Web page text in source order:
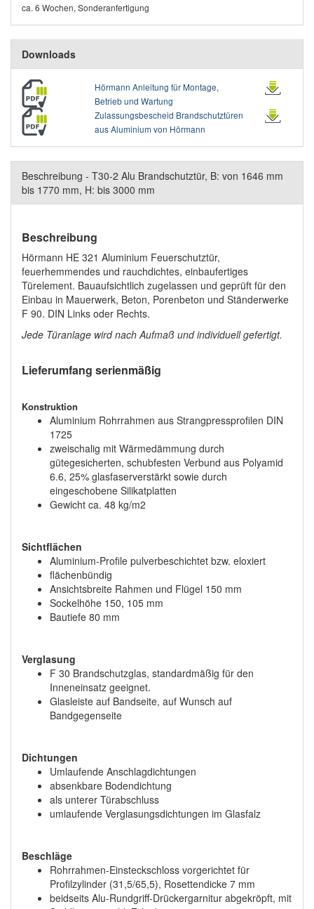
ca. 6 Wochen, Sonderanfertigung
Downloads
Hörmann Anleitung für Montage,
Betrieb und Wartung
Zulassungsbescheid Brandschutztüren
aus Aluminium von Hörmann
Beschreibung - T30-2 Alu Brandschutztür, B: von 1646 mm
bis 1770 mm, H: bis 3000 mm
Beschreibung
Hörmann HE 321 Aluminium Feuerschutztür,
feuerhemmendes und rauchdichtes, einbaufertiges
Türelement. Bauaufsichtlich zugelassen und geprüft für den
Einbau in Mauerwerk, Beton, Porenbeton und Ständerwerke
F 90. DIN Links oder Rechts.
Jede Türanlage wird nach Aufmaß und individuell gefertigt.
Lieferumfang serienmäßig
Konstruktion
Aluminium Rohrrahmen aus Strangpressprofilen DIN
1725
zweischalig mit Wärmedämmung durch
gütegesicherten, schubfesten Verbund aus Polyamid
6.6, 25% glasfaserverstärkt sowie durch
eingeschobene Silikatplatten
Gewicht ca. 48 kg/m2
Sichtﬂächen
Aluminium-Proﬁle pulverbeschichtet bzw. eloxiert
ﬂächenbündig
Ansichtsbreite Rahmen und Flügel 150 mm
Sockelhöhe 150, 105 mm
Bautiefe 80 mm
Verglasung
F 30 Brandschutzglas, standardmäßig für den
Inneneinsatz geeignet.
Glasleiste auf Bandseite, auf Wunsch auf
Bandgegenseite
Dichtungen
Umlaufende Anschlagdichtungen
absenkbare Bodendichtung
als unterer Türabschluss
umlaufende Verglasungsdichtungen im Glasfalz
Beschläge
Rohrrahmen-Einsteckschloss vorgerichtet für
Proﬁlzylinder (31,5/65,5), Rosettendicke 7 mm
beidseits Alu-Rundgriff-Drückergarnitur abgekröpft, mit